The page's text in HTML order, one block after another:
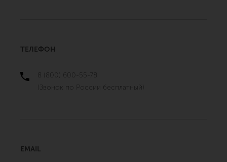
ТЕЛЕФОН
8 (800) 600-55-78
(Звонок по России бесплатный)
EMAIL